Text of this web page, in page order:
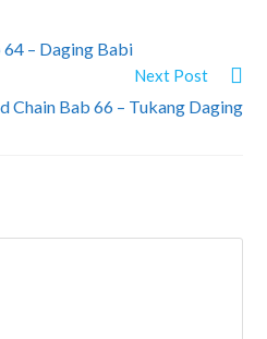
64 – Daging Babi
Next Post
Chain Bab 66 – Tukang Daging